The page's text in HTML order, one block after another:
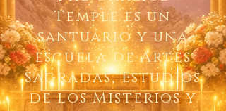
Temple es un
santuario y una
escuela de Artes
Sagradas, Estudios
de los Misterios y